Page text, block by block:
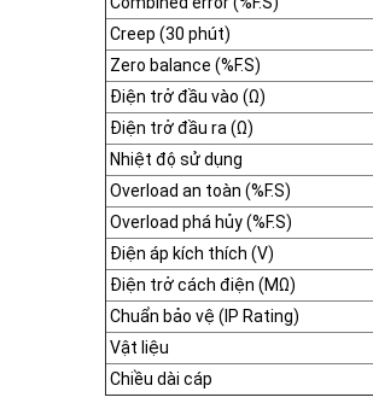
Creep (30 phút)
Zero balance (%F.S)
Điện trở đầu vào (Ω)
Điện trở đầu ra (Ω)
Nhiệt độ sử dụng
Overload an toàn (%F.S)
Overload phá hủy (%F.S)
Điện áp kích thích (V)
Điện trở cách điện (MΩ)
Chuẩn bảo vệ (IP Rating)
Vật liệu
Chiều dài cáp